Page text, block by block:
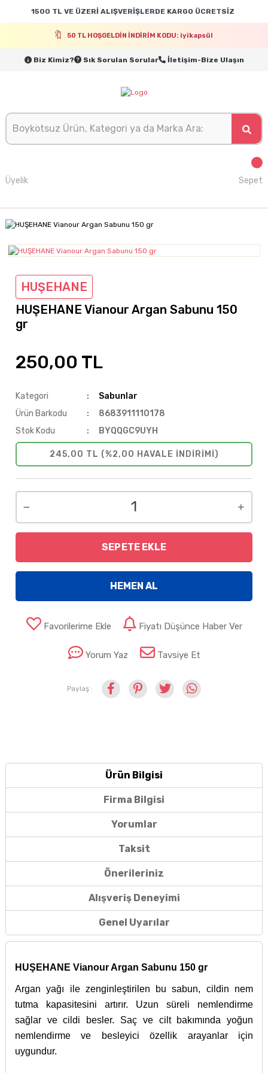
1500 TL VE ÜZERİ ALIŞVERİŞLERDE KARGO ÜCRETSİZ
50 TL HOŞGELDİN İNDİRİM KODU: iyikapsül
Biz Kimiz? Sık Sorulan Sorular İletişim-Bize Ulaşın
Üyelik Sepet
HUŞEHANE
HUŞEHANE Vianour Argan Sabunu 150
gr
250,00 TL
Kategori
Sabunlar
Ürün Barkodu
8683911110178
Stok Kodu
BYQQGC9UYH
245,00 TL (%2,00 HAVALE INDIRIMI)
SEPETE EKLE
HEMEN AL
Favorilerime Ekle Fiyatı Düşünce Haber Ver
Yorum Yaz Tavsiye Et
Paylaş :
Ürün Bilgisi
Firma Bilgisi
Yorumlar
Taksit
Önerileriniz
Alışveriş Deneyimi
Genel Uyarılar
HUŞEHANE Vianour Argan Sabunu 150 gr
Argan yağı ile zenginleştirilen bu sabun, cildin nem
tutma kapasitesini artırır. Uzun süreli nemlendirme
sağlar ve cildi besler. Saç ve cilt bakımında yoğun
nemlendirme ve besleyici özellik arayanlar için
uygundur.